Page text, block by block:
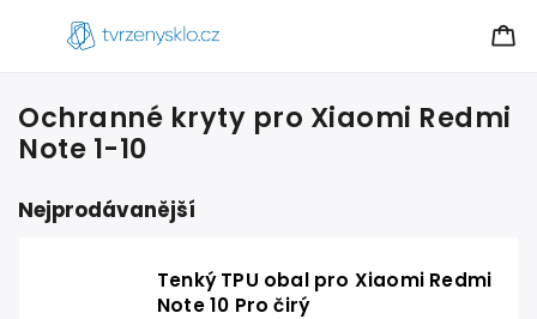
Ochranné kryty pro Xiaomi Redmi
Note 1-10
Nejprodávanější
Tenký TPU obal pro Xiaomi Redmi
Note 10 Pro čirý